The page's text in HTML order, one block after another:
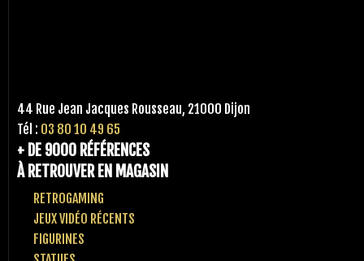
44 Rue Jean Jacques Rousseau, 21000 Dijon
Tél : 03 80 10 49 65
+ DE 9000 RÉFÉRENCES
À RETROUVER EN MAGASIN
RETROGAMING
JEUX VIDÉO RÉCENTS
FIGURINES